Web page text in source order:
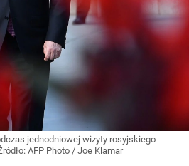
jednodniowej wizyty rosyjskiego
AFP Photo / Joe Klamar